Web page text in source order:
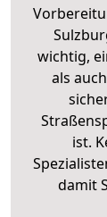
wichtig,
als auch
ist.
damit